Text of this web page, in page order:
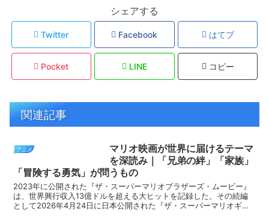
シェアする
Twitter Facebook はてブ
Pocket LINE コピー
関連記事
アニメ
マリオ映画が世界に届けるテーマ
を深読み｜「兄弟の絆」「家族」
「冒険する勇気」が問うもの
2023年に公開された『ザ・スーパーマリオブラザーズ・ムービー』
は、世界興行収入13億ドルを超える大ヒットを記録した。その続編
として2026年4月24日に日本公開された『ザ・スーパーマリオギャ